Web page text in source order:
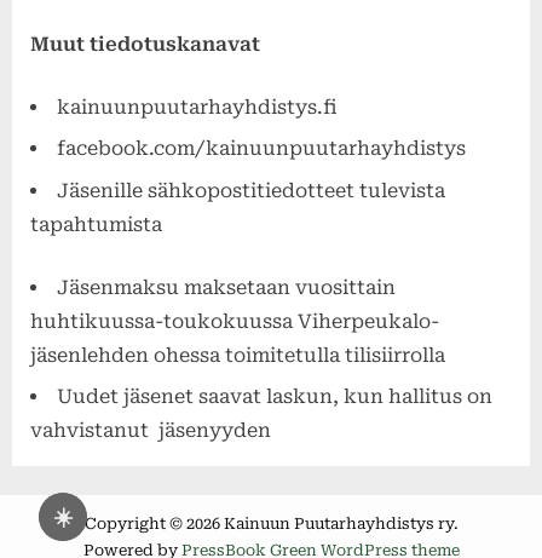
☀️
Muut tiedotuskanavat
kainuunpuutarhayhdistys.fi
facebook.com/kainuunpuutarhayhdistys
Jäsenille sähkopostitiedotteet tulevista
tapahtumista
Jäsenmaksu maksetaan vuosittain
huhtikuussa-toukokuussa Viherpeukalo-
jäsenlehden ohessa toimitetulla tilisiirrolla
Uudet jäsenet saavat laskun, kun hallitus on
vahvistanut jäsenyyden
Copyright © 2026 Kainuun Puutarhayhdistys ry.
Powered by PressBook Green WordPress theme